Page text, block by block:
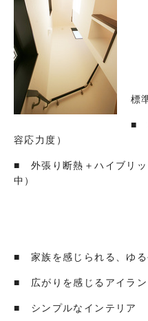
標
■
容応力度）
■ 外張り断熱＋ハイブリ
中）
■ 家族を感じられる、ゆる
■ 広がりを感じるアイラン
■ シンプルなインテリア